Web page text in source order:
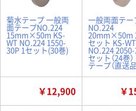
菊水テープ 一般両
面テープNO.224
15mm×50m KS-
WT NO.224 1550-
30P 1セット(30巻)
一般両面テー
NO.224
20mm×50m
セット KS-WT
NO.224
セット（24巻
テープ（直送品
￥12,900 ￥